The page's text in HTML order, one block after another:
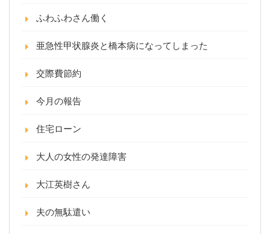
ふわふわさん働く
亜急性甲状腺炎と橋本病になってしまった
交際費節約
今月の報告
住宅ローン
大人の女性の発達障害
大江英樹さん
夫の無駄遣い